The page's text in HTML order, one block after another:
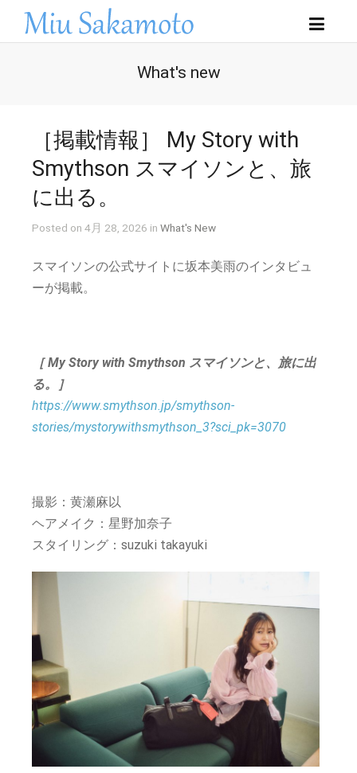
What's new
［掲載情報］ My Story with
Smythson スマイソンと、旅
に出る。
Posted on 4月 28, 2026 in What's New
スマイソンの公式サイトに坂本美雨のインタビュ
ーが掲載。
［ My Story with Smythson スマイソンと、旅に出
る。］
https://www.smythson.jp/smythson-
stories/mystorywithsmythson_3?sci_pk=3070
撮影：黄瀬麻以
ヘアメイク：星野加奈子
スタイリング：suzuki takayuki